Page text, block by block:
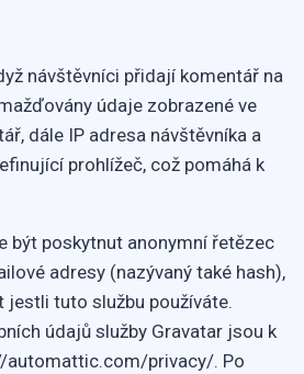
návštěvníci přidají komentář na
údaje zobrazené ve
dále IP adresa návštěvníka a
prohlížeč, což pomáhá k
být poskytnut anonymní řetězec
adresy (nazývaný také hash),
jestli tuto službu používáte.
údajů služby Gravatar jsou k
automattic.com/privacy/. Po